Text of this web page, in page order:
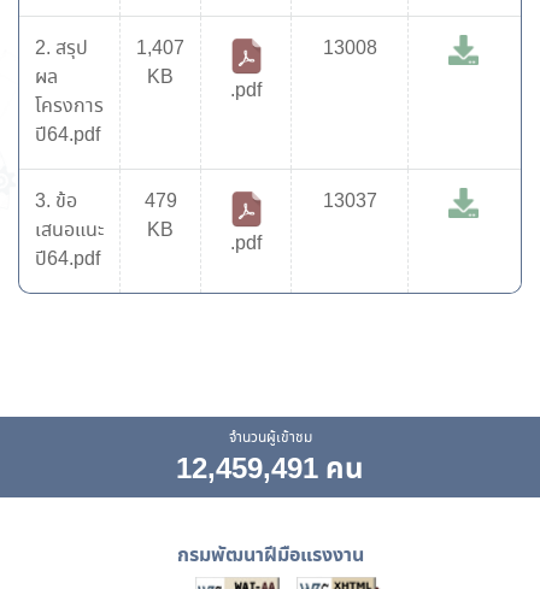
2. สรุป
ผล
โครงการ
ปี64.pdf
1,407
KB
.pdf
13008
3. ข้อ
เสนอแนะ
ปี64.pdf
479
KB
.pdf
13037
จำนวนผู้เข้าชม
12,459,491 คน
กรมพัฒนาฝีมือแรงงาน